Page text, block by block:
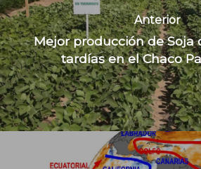
Anterior
Mejor producción de Soja
tardías en el Chaco